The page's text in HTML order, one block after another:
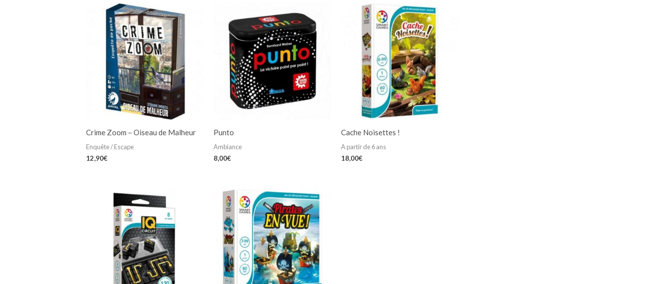
Crime Zoom – Oiseau de Malheur
Enquête / Escape
12,90€
Punto
Ambiance
8,00€
Cache Noisettes !
A partir de 6 ans
18,00€